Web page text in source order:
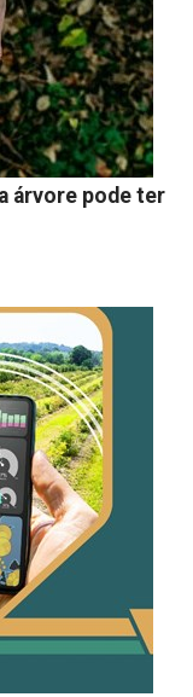
árvore pode ter